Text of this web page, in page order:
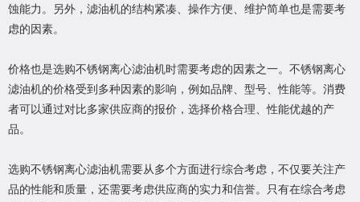
蚀能力。另外，滤油机的结构紧凑、操作方便、维护简单也是需要考
虑的因素。
价格也是选购不锈钢离心滤油机时需要考虑的因素之一。不锈钢离心
滤油机的价格受到多种因素的影响，例如品牌、型号、性能等。消费
者可以通过对比多家供应商的报价，选择价格合理、性能优越的产
品。
选购不锈钢离心滤油机需要从多个方面进行综合考虑，不仅要关注产
品的性能和质量，还需要考虑供应商的实力和信誉。只有在综合考虑